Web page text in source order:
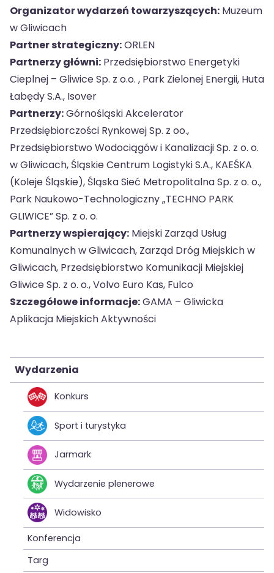
Organizator wydarzeń towarzyszących: Muzeum
w Gliwicach
Partner strategiczny:ORLEN
Partnerzy główni: Przedsiębiorstwo Energetyki
Cieplnej – Gliwice Sp. z o.o. , Park Zielonej Energii, Huta
Łabędy S.A., Isover
Partnerzy:Górnośląski Akcelerator
Przedsiębiorczości Rynkowej Sp. z oo.,
Przedsiębiorstwo Wodociągów i Kanalizacji Sp. z o. o.
w Gliwicach, Śląskie Centrum Logistyki S.A., KAEŚKA
(Koleje Śląskie), Śląska Sieć Metropolitalna Sp. z o. o.,
Park Naukowo-Technologiczny „TECHNO PARK
GLIWICE” Sp. z o. o.
Partnerzy wspierający: Miejski Zarząd Usług
Komunalnych w Gliwicach, Zarząd Dróg Miejskich w
Gliwicach, Przedsiębiorstwo Komunikacji Miejskiej
Gliwice Sp. z o. o., Volvo Euro Kas, Fulco
Szczegółowe informacje:GAMA – Gliwicka
Aplikacja Miejskich Aktywności
Wydarzenia
Konkurs
Sport i turystyka
Jarmark
Wydarzenie plenerowe
Widowisko
Konferencja
Targ